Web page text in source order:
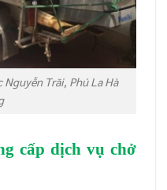
Nguyễn Trãi, Phú La Hà
cấp dịch vụ chở